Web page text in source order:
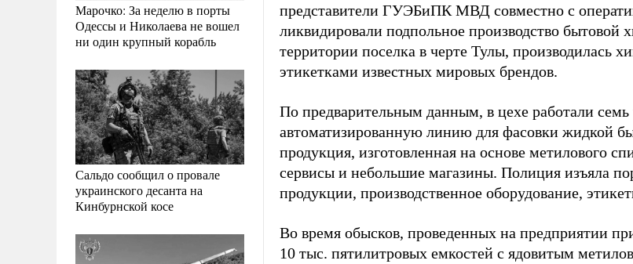
Марочко: За неделю в порты
Одессы и Николаева не вошел
ни один крупный корабль
Сальдо сообщил о провале
украинского десанта на
Кинбурнской косе
представители ГУЭБиПК МВД совместно с
ликвидировали подпольное производство
территории поселка в черте Тулы, производилась
этикетками известных мировых брендов.
По предварительным данным, в цехе работали
автоматизированную линию для фасовки жидкой
продукция, изготовленная на основе метилового
сервисы и небольшие магазины. Полиция изъяла
продукции, производственное оборудование,
Во время обысков, проведенных на предприятии
10 тыс. пятилитровых емкостей с ядовитым